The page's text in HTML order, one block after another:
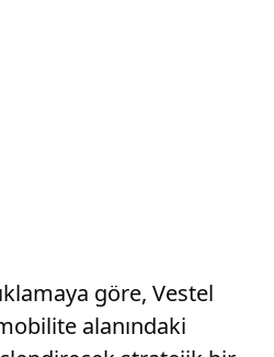
göre, Vestel
alanındaki